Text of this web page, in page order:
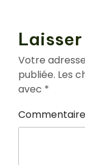
Votre
publiée. Les
avec *
Commentaire